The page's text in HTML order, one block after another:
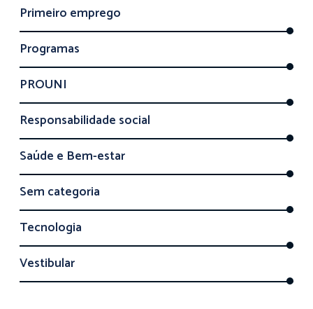
Primeiro emprego
Programas
PROUNI
Responsabilidade social
Saúde e Bem-estar
Sem categoria
Tecnologia
Vestibular